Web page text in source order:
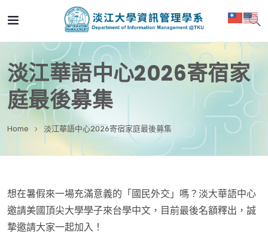
淡江華語中心2026寄宿家
庭最後募集
Home 淡江華語中心2026寄宿家庭最後募集
想在暑假來一場充滿意義的「國民外交」嗎？淡大華語中心
邀請美國頂尖大學學子來台學中文，目前最後名額釋出，誠
摯邀請大家一起加入！